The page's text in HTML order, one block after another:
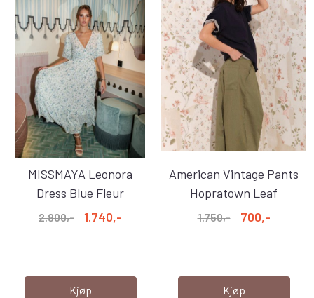
MISSMAYA Leonora
Dress Blue Fleur
Georgette
2.900,- 1.740,-
Kjøp
American Vintage Pants
Hopratown Leaf
1.750,- 700,-
Kjøp